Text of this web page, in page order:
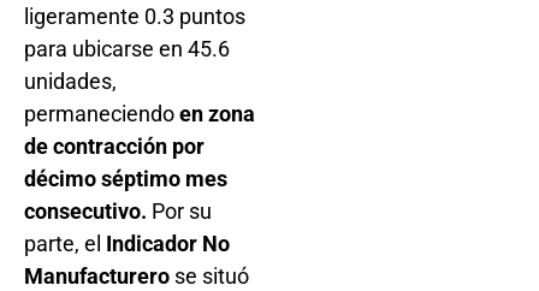
ligeramente 0.3 puntos
para ubicarse en 45.6
unidades,
permaneciendoen zona
de contracción por
décimo séptimo mes
consecutivo. Por su
parte, el Indicador No
Manufacturero se situó